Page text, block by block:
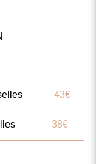
Aisselles 43€
38€